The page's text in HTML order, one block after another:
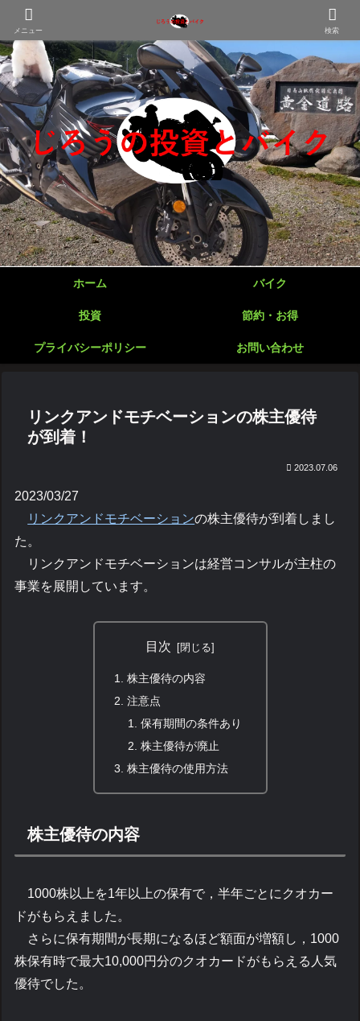
ホーム バイク
投資 節約・お得
プライバシーポリシー お問い合わせ
リンクアンドモチベーションの株主優待
が到着！
2023.07.06
2023/03/27
リンクアンドモチベーションの株主優待が到着しまし
た。
リンクアンドモチベーションは経営コンサルが主柱の
事業を展開しています。
目次
株主優待の内容
注意点
保有期間の条件あり
株主優待が廃止
株主優待の使用方法
株主優待の内容
1000株以上を1年以上の保有で，半年ごとにクオカー
ドがもらえました。
さらに保有期間が長期になるほど額面が増額し，1000
株保有時で最大10,000円分のクオカードがもらえる人気
優待でした。
メニュー 検索